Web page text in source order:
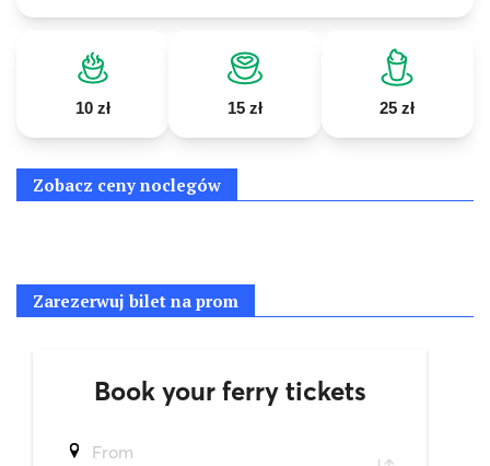
10 zł 15 zł 25 zł
Zobacz ceny noclegów
Zarezerwuj bilet na prom